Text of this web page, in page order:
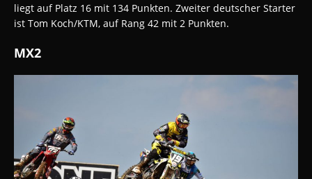
liegt auf Platz 16 mit 134 Punkten. Zweiter deutscher Starter
ist Tom Koch/KTM, auf Rang 42 mit 2 Punkten.
MX2